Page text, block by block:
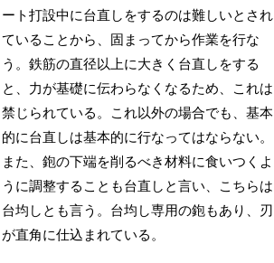
ート打設中に台直しをするのは難しいとされ
ていることから、固まってから作業を行な
う。鉄筋の直径以上に大きく台直しをする
と、力が基礎に伝わらなくなるため、これは
禁じられている。これ以外の場合でも、基本
的に台直しは基本的に行なってはならない。
また、鉋の下端を削るべき材料に食いつくよ
うに調整することも台直しと言い、こちらは
台均しとも言う。台均し専用の鉋もあり、刃
が直角に仕込まれている。